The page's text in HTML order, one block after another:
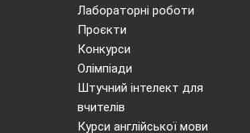
Лабораторні роботи
Проєкти
Конкурси
Олімпіади
Штучний інтелект для
вчителів
Курси англійської мови